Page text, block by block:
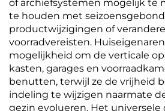
of archiefsystemen mogelijk te
te houden met
productwijzigingen of
voorradvereisten.
mogelijkheid om de verticale
kasten, garages en
benutten, terwijl ze de vrijheid
indeling te wijzigen naarmate
gezin evolueren. Het universele